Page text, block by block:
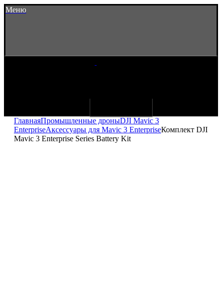
Меню
ГлавнаяПромышленные дроныDJI Mavic 3
EnterpriseАксессуары для Mavic 3 EnterpriseКомплект DJI
Mavic 3 Enterprise Series Battery Kit